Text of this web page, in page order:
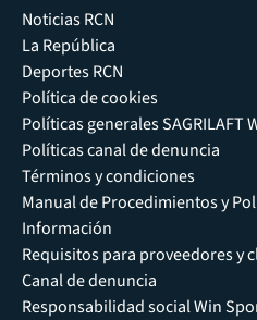
Noticias RCN
La República
Deportes RCN
Política de cookies
Políticas generales SAGRILAFT
Políticas canal de denuncia
Términos y condiciones
Manual de Procedimientos y
Información
Requisitos para proveedores y
Canal de denuncia
Responsabilidad social Win